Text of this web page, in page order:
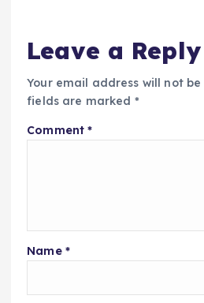
Leave a Reply
Your email address will not be
fields are marked *
Comment*
Name *